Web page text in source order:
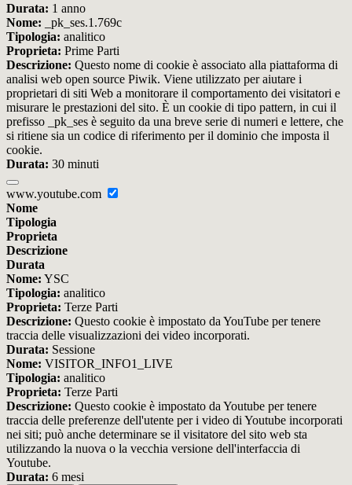
Durata: 1 anno
Nome: _pk_ses.1.769c
Tipologia: analitico
Proprieta: Prime Parti
Descrizione: Questo nome di cookie è associato alla piattaforma di
analisi web open source Piwik. Viene utilizzato per aiutare i
proprietari di siti Web a monitorare il comportamento dei visitatori e
misurare le prestazioni del sito. È un cookie di tipo pattern, in cui il
prefisso _pk_ses è seguito da una breve serie di numeri e lettere, che
si ritiene sia un codice di riferimento per il dominio che imposta il
cookie.
Durata: 30 minuti
www.youtube.com
Nome
Tipologia
Proprieta
Descrizione
Durata
Nome: YSC
Tipologia: analitico
Proprieta: Terze Parti
Descrizione: Questo cookie è impostato da YouTube per tenere
traccia delle visualizzazioni dei video incorporati.
Durata: Sessione
Nome: VISITOR_INFO1_LIVE
Tipologia: analitico
Proprieta: Terze Parti
Descrizione: Questo cookie è impostato da Youtube per tenere
traccia delle preferenze dell'utente per i video di Youtube incorporati
nei siti; può anche determinare se il visitatore del sito web sta
utilizzando la nuova o la vecchia versione dell'interfaccia di
Youtube.
Durata: 6 mesi